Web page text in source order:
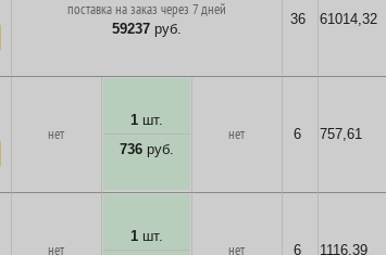
поставка на заказ через 7 дней
59237руб.
36 61014,32
нет
1шт.
736руб.
нет 6 757,61
нет
1шт.
нет 6 1116,39